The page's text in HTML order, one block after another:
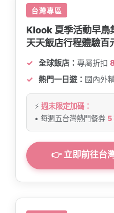
台灣專區
Klook 夏季活動早鳥
天天飯店行程體驗百
全球飯店： 專屬折扣
熱門一日遊： 國內外
⚡ 週末限定加碼：
• 每週五台灣熱門餐券 5
👉 立即前往台